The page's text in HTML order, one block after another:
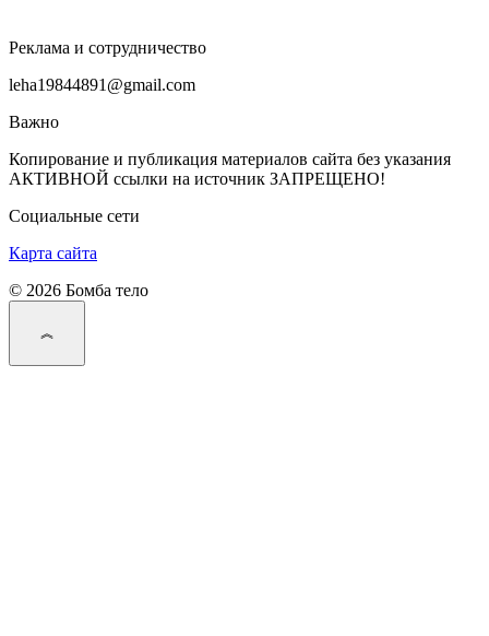
Реклама и сотрудничество
leha19844891@gmail.com
Важно
Копирование и публикация материалов сайта без указания
АКТИВНОЙ ссылки на источник ЗАПРЕЩЕНО!
Социальные сети
Карта сайта
© 2026 Бомба тело